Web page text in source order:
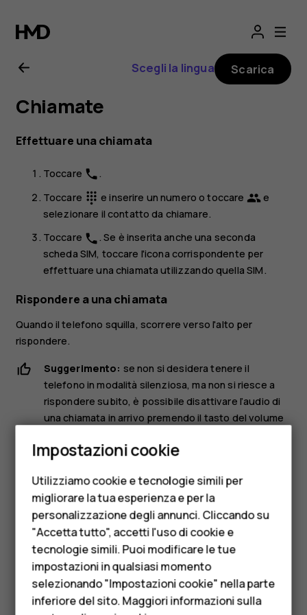
Manuale
d’uso
del
Nokia
4.2
Smartphone
Cellulari
Telefoni per anziani
Accessori
HMD Terra M
Per le imprese
Scegli la lingua Scarica
Chiamate
Effettuare una chiamata
Toccare phone .
Toccare dialpad e inserire un numero o toccare groupe
selezionare il contatto da chiamare.
Toccare phone. Se è inserita anche una seconda
scheda SIM, toccare l'icona corrispondente per
effettuare una chiamata utilizzando quella SIM.
Rispondere a una chiamata
Quando il telefono squilla, scorrere verso l'alto per
rispondere.
Suggerimento: se non si desidera tenere il
telefono in modalità silenziosa, ma non si riesce a
rispondere subito, è possibile disattivare l’audio di
una chiamata in arrivo premendo il tasto del volume
Per rifiutare una chiamata, scorrere verso il basso.
Ti è stato d'aiuto?
Impostazioni cookie
Utilizziamo cookie e tecnologie simili per
migliorare la tua esperienza e per la
personalizzazione degli annunci. Cliccando su
"Accetta tutto", accetti l'uso di cookie e
tecnologie simili. Puoi modificare le tue
impostazioni in qualsiasi momento
selezionando "Impostazioni cookie" nella parte
inferiore del sito. Maggiori informazioni sulla